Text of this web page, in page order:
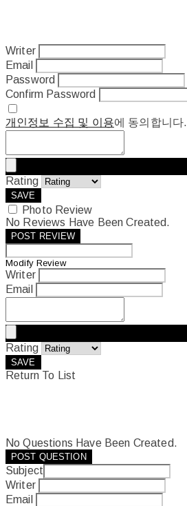
Writer
Email
Password
Confirm Password
개인정보 수집 및 이용에 동의합니다.
Rating
SAVE
Photo Review
No Reviews Have Been Created.
POST REVIEW
Modify Review
Writer
Email
Rating
SAVE
Return To List
No Questions Have Been Created.
POST QUESTION
Subject
Writer
Email